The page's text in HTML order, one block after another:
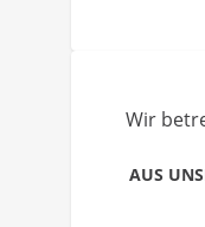
Wir
AUS